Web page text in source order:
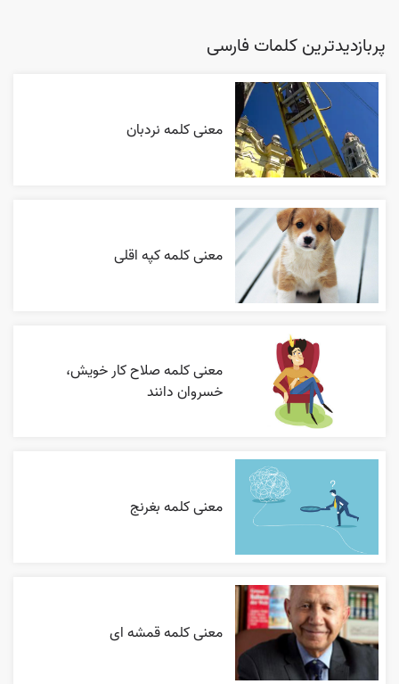
پربازدیدترین کلمات فارسی
معنی کلمه نردبان
معنی کلمه کپه اقلی
معنی کلمه صلاح کار خویش،
خسروان دانند
معنی کلمه بغرنج
معنی کلمه قمشه ای